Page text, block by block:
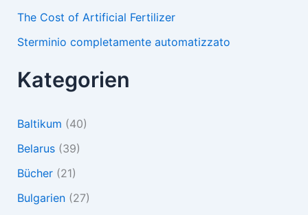
The Cost of Artificial Fertilizer
Sterminio completamente automatizzato
Kategorien
Baltikum (40)
Belarus(39)
Bücher(21)
Bulgarien(27)